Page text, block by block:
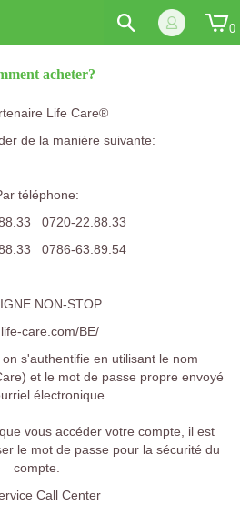
0
acheter?
Life Care®
de la manière suivante:
téléphone:
0720-22.88.33
0786-63.89.54
NON-STOP
care.com/BE/
s'authentifie en utilisant le nom
et le mot de passe propre envoyé
électronique.
vous accéder votre compte, il est
le mot de passe pour la sécurité du
compte.
Call Center